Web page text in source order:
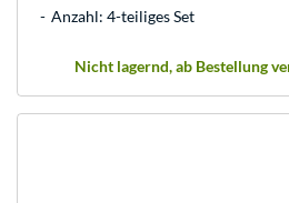
Anzahl: 4-teiliges Set
Nicht lagernd, ab Bestellung